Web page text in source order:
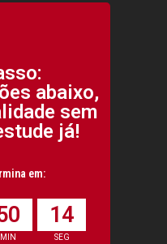
abaixo,
sem
já!
em:
0
MIN
14
SEG